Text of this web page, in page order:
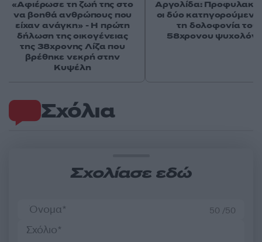
Σχόλια
Σχολίασε εδώ
50 /50
«Αφιέρωσε τη ζωή της στο
να βοηθά ανθρώπους που
είχαν ανάγκη» - Η πρώτη
δήλωση της οικογένειας
της 38χρονης Λίζα που
βρέθηκε νεκρή στην
Κυψέλη
Αργολίδα:
οι δύο
τη δολοφονία του
58χρονου